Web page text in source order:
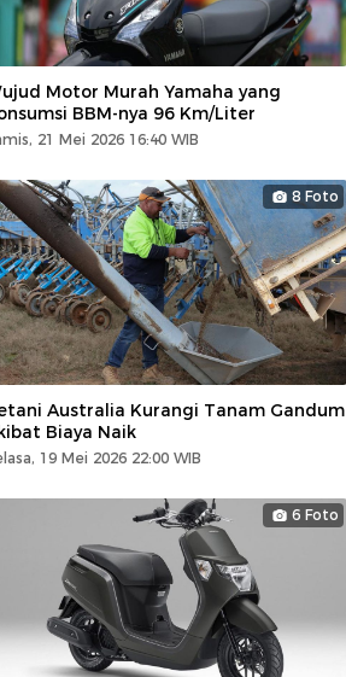
Motor Murah Yamaha yang
BBM-nya 96 Km/Liter
21 Mei 2026 16:40 WIB
8 Foto
Australia Kurangi Tanam Gandum
Biaya Naik
19 Mei 2026 22:00 WIB
6 Foto